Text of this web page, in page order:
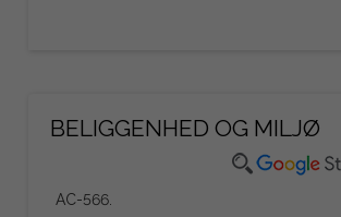
BELIGGENHED OG MILJØ
AC-566.